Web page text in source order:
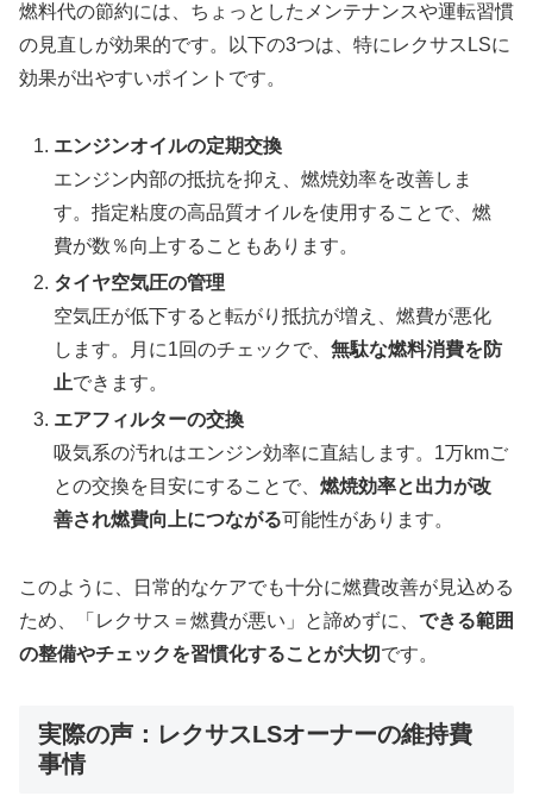
燃料代の節約には、ちょっとしたメンテナンスや運転習慣
の見直しが効果的です。以下の3つは、特にレクサスLSに
効果が出やすいポイントです。
エンジンオイルの定期交換
エンジン内部の抵抗を抑え、燃焼効率を改善しま
す。指定粘度の高品質オイルを使用することで、燃
費が数％向上することもあります。
タイヤ空気圧の管理
空気圧が低下すると転がり抵抗が増え、燃費が悪化
します。月に1回のチェックで、無駄な燃料消費を防
止できます。
エアフィルターの交換
吸気系の汚れはエンジン効率に直結します。1万kmご
との交換を目安にすることで、燃焼効率と出力が改
善され燃費向上につながる可能性があります。
このように、日常的なケアでも十分に燃費改善が見込める
ため、「レクサス＝燃費が悪い」と諦めずに、 できる範囲
の整備やチェックを習慣化することが大切 です。
実際の声：レクサスLSオーナーの維持費
事情